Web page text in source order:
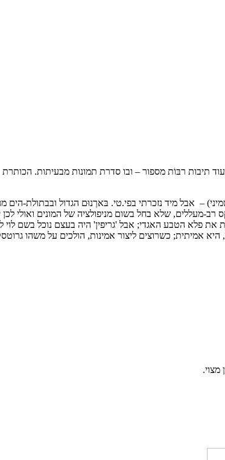
תיבות רבּוֹת מספור – ובו סדרת תמונות מבעיתות.
– אבל מיד נזכרתי בפי.טי. בּארְנוּם הגדול ובבתולת-הים
רב-מעללים, שלא בחל בשום מניפולציה של המונים ואולי
את פלא הטבע האגדי; אבל 'גריפין' היה בעצם נוכל בשם לוי
אמיתית; כשרוצים ליצור אמינות, הולכים על משהו
מצוי.